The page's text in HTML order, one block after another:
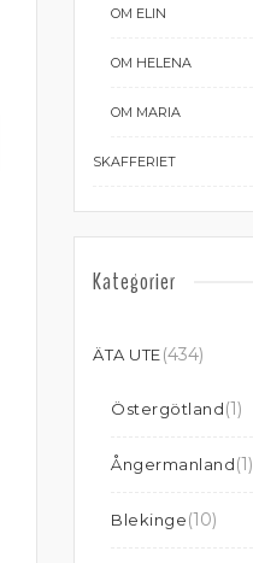
OM ELIN
OM HELENA
OM MARIA
SKAFFERIET
Kategorier
ÄTA UTE(434)
Östergötland(1)
Ångermanland(1)
Blekinge(10)